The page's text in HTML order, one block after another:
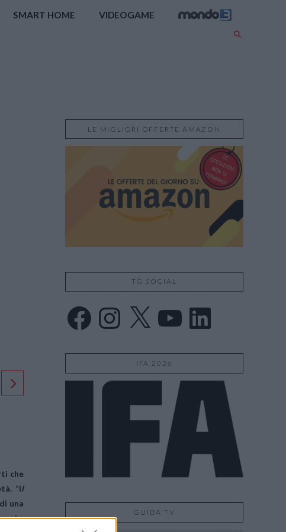
SMART HOME VIDEOGAME
che
“Il
una
e
LE MIGLIORI OFFERTE AMAZON
TG SOCIAL
Facebook Instagram YouTube LinkedIn
IFA 2026
GUIDA TV